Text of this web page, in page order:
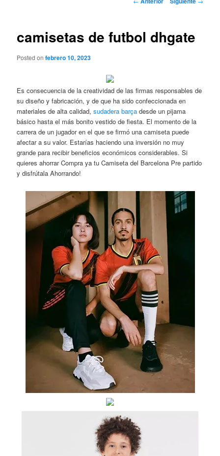
camisetas de futbol dhgate
Posted onfebrero 10, 2023
Es consecuencia de la creatividad de las firmas responsables de
su diseño y fabricación, y de que ha sido confeccionada en
materiales de alta calidad,sudadera barça desde un pijama
básico hasta el más bonito vestido de fiesta. El momento de la
carrera de un jugador en el que se firmó una camiseta puede
afectar a su valor. Estarías haciendo una inversión no muy
grande para recibir beneficios económicos considerables. Si
quieres ahorrar Compra ya tu Camiseta del Barcelona Pre partido
y disfrútala Ahorrando!